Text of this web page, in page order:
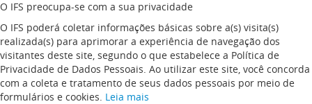
O IFS preocupa-se com a sua privacidade
O IFS poderá coletar informações básicas sobre a(s) visita(s)
realizada(s) para aprimorar a experiência de navegação dos
visitantes deste site, segundo o que estabelece a Política de
Privacidade de Dados Pessoais. Ao utilizar este site, você concorda
com a coleta e tratamento de seus dados pessoais por meio de
formulários e cookies. Leia mais